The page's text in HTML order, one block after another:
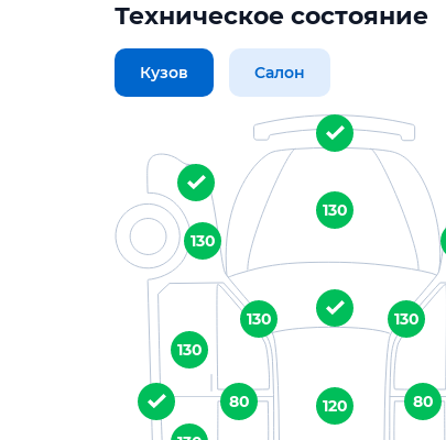
Техническое состояние
Кузов Салон
130
120
130
130
130
80
130
80